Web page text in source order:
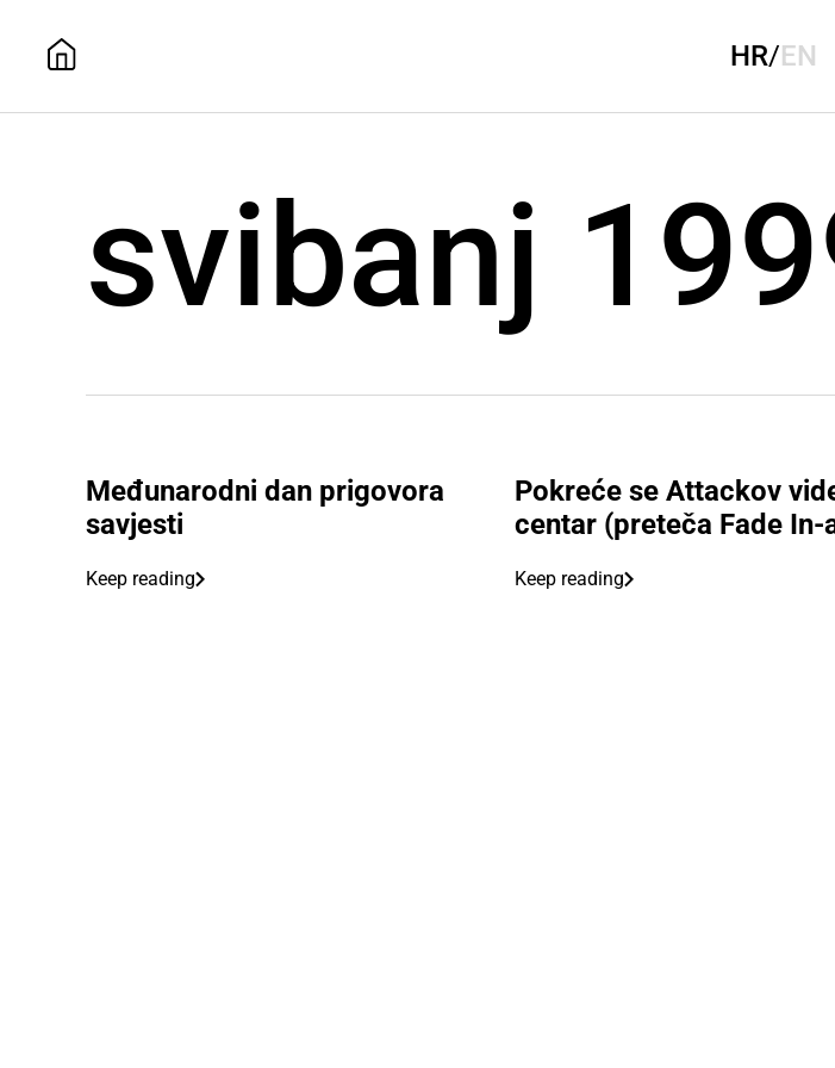
HR/EN
svibanj
Međunarodni dan prigovora
savjesti
Keep reading
Pokreće se Attackov
centar (preteča Fade In-
Keep reading